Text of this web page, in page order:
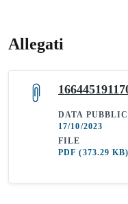
Allegati
DATA
17/10/2023
FILE
PDF(373.29 KB)